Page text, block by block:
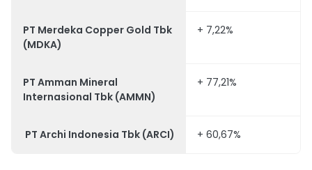
PT Merdeka Copper Gold Tbk
(MDKA)
+ 7,22%
PT Amman Mineral
Internasional Tbk (AMMN)
+ 77,21%
PT Archi Indonesia Tbk (ARCI) + 60,67%